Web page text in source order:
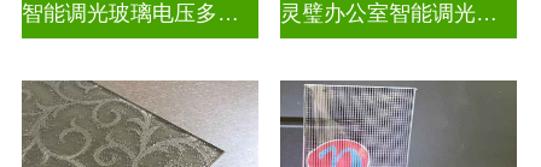
智能调光玻璃电压多少合适 灵璧办公室智能调光玻璃厂商